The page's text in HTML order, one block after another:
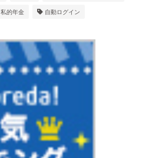
私的年金 自動ログイン